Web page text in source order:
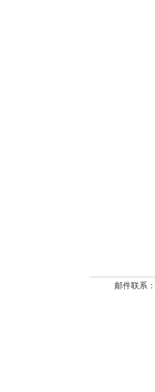
邮件联系：